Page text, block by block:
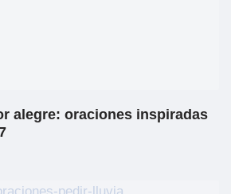
alegre: oraciones inspiradas